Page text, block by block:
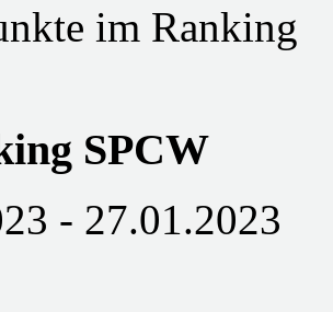
im Ranking
SPCW
- 27.01.2023